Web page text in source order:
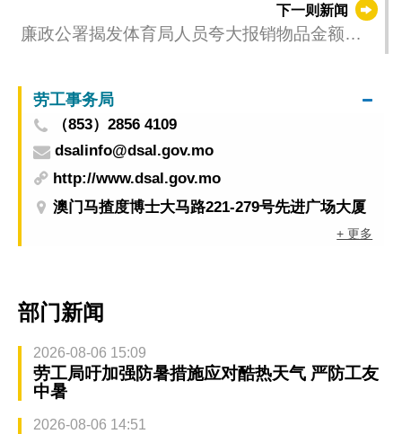
下一则新闻
廉政公署揭发体育局人员夸大报销物品金额图
劳工事务局
（853）2856 4109
dsalinfo@dsal.gov.mo
http://www.dsal.gov.mo
澳门马揸度博士大马路221-279号先进广场大厦
+ 更多
部门新闻
2026-08-06 15:09
劳工局吁加强防暑措施应对酷热天气 严防工友
中暑
2026-08-06 14:51